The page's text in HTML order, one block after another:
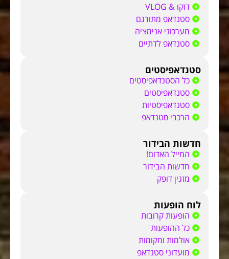
דוקו & VLOG
סטנדאפ מתורגם
מערכוני אנימציה
סטנדאפ לדתיים
סטנדאפיסטים
כל הסטנדאפיסטים
סטנדאפיסטים
סטנדאפיסטיות
הרכבי סטנדאפ
חדשות הבידור
המייל האדום!
חדשות הבידור
מזגין דופק
לוח הופעות
הופעות קרובות
כל ההופעות
אולמות ומקומות
מועדוני סטנדאפ